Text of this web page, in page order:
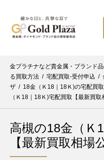
金プラチナなど貴金属・ブランド
る買取方法 / 宅配買取-受付申込 /
ザ / 18金（Ｋ18｜18Ｋ)の宅配買
（Ｋ18｜18Ｋ)宅配買取【最新買取
高槻の18金（Ｋ
【最新買取相場